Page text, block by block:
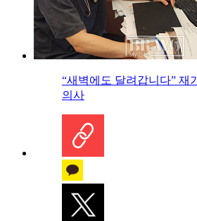
“새벽에도 달려갑니다” 재
의사